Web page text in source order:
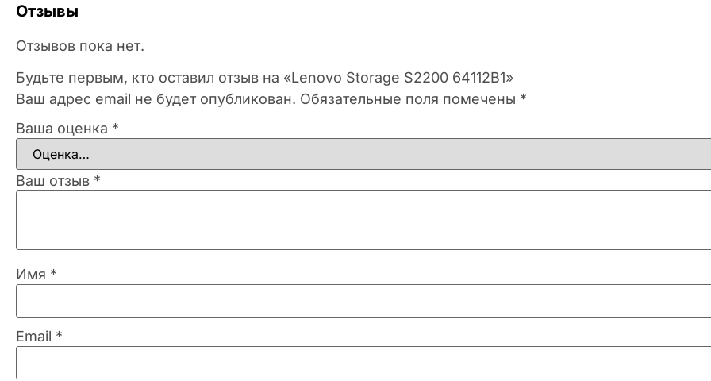
Отзывы
Отзывов пока нет.
Будьте первым, кто оставил отзыв на «Lenovo Storage S2200 64112B1»
Ваш адрес email не будет опубликован. Обязательные поля помечены *
Ваша оценка *
Ваш отзыв *
Имя *
Email *